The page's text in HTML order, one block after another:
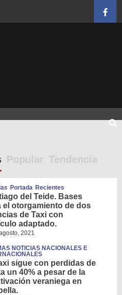
Popular Tendencia
Portada Recientes
del Teide. Bases
el otorgamiento de dos
de Taxi con
adaptado.
2021
NOTICIAS NACIONALES E
sigue con perdidas de
un 40% a pesar de la
veraniega en